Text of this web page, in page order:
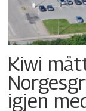
Kiwi
igjen